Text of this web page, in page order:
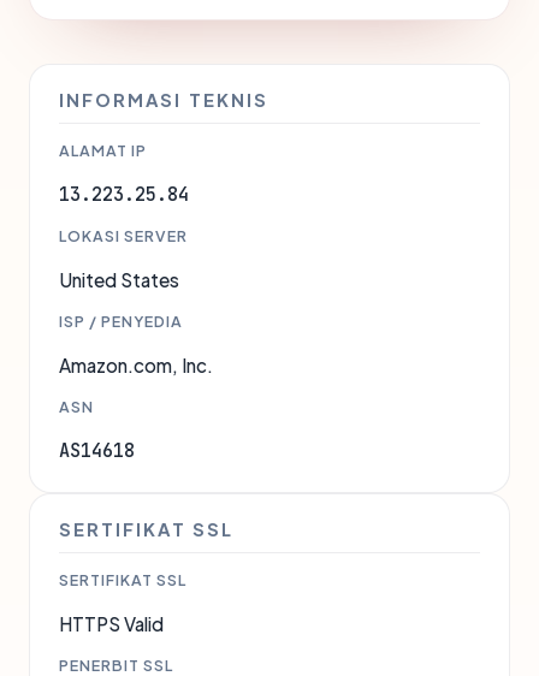
INFORMASI TEKNIS
ALAMAT IP
13.223.25.84
LOKASI SERVER
United States
ISP / PENYEDIA
Amazon.com, Inc.
ASN
AS14618
SERTIFIKAT SSL
SERTIFIKAT SSL
HTTPS Valid
PENERBIT SSL